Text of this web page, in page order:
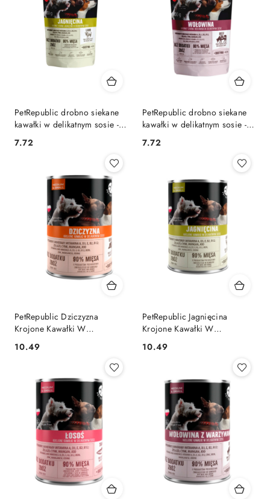
PetRepublic drobno siekane
kawałki w delikatnym sosie -
jagnięcina 100g dla psa
Cena:
7.72
PetRepublic drobno siekane
kawałki w delikatnym sosie -
wołowina 100g dla psa
Cena:
7.72
PetRepublic Dziczyzna
Krojone Kawałki W
Cena:
10.49
PetRepublic Jagnięcina
Krojone Kawałki W
Cena:
10.49